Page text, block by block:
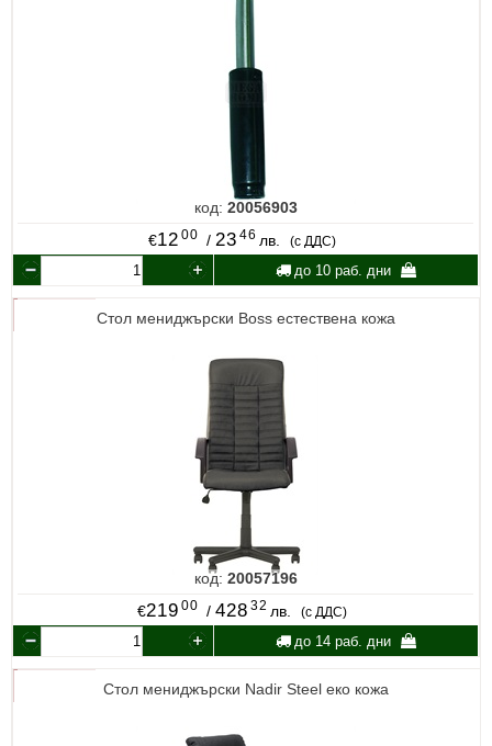
код: 20056903
€12 00 / 23 46 лв. (с ДДС)
до 10 раб. дни
Стол мениджърски Boss естествена кожа
код: 20057196
€219 00 / 428 32 лв. (с ДДС)
до 14 раб. дни
Стол мениджърски Nadir Steel еко кожа